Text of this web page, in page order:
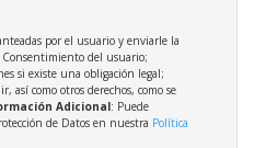
por el usuario y enviarle la
Consentimiento del usuario;
si existe una obligación legal;
así como otros derechos, como se
Adicional: Puede
de Datos en nuestra Política